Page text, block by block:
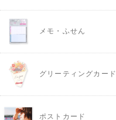
メモ・ふせん
グリーティングカード
ポストカード